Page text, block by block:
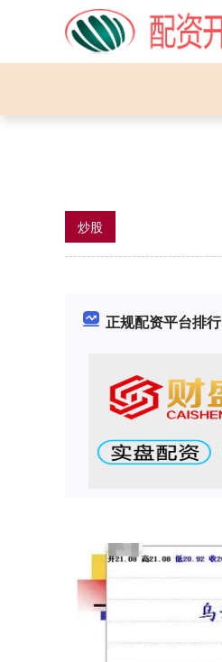
炒股
正规配资平台排行